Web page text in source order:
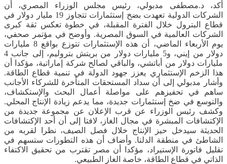
أكد، د.مصطفى مدبولي، رئيس مجلس الوزراء المصري، أن
الشركات الدولية تعهدت بضخ إستثمارات تتجاوز 19 مليار دولار في
قطاع البترول خلال الفترة المقبلة، في خطوة تعكس ثقة كبرى
الشركات العالمية في السوق المصرية. وأوضح في مؤتمر صحفي،
يوم الأربعاء الماضي، أن هذه الإستثمارات تتوزع بواقع 8 مليارات
دولار من إيني، و5 مليارات دولار من بريتش بتروليم، إلى جانب 4
مليارات دولار من أباتشي، والباقي لصالح شركة إماراتية، مؤكدا أن
هذا الزخم الإستثماري يعزز جهود الدولة في تنمية قطاع الطاقة.
وأشار مدبولي إلى أن سداد المستحقات المتأخرة للشركاء الأجانب
ساهم في تحفيزهم على مواصلة أعمال البحث والإستكشاف،
والتوسع في ضخ إستثمارات جديدة، مما يدعم زيادة الإنتاج المحلي.
وكشف رئيس الوزراء عن قرب الإعلان عن مجموعة جديدة من
الإكتشافات المبشرة في مجال الغاز، لافتا إلى أن أحد الإكتشافات
الحديثة سيدخل حيز الإنتاج خلال فصل الصيف، نظرا لقربه من
الشاطئ في منطقة الدلتا. وأضاف أن هذه التطورات ستسهم في
تقليل فاتورة الإستيراد، مؤكدا أن مصر تقترب من تحقيق الاكتفاء
الذاتي في قطاع الطاقة، خاصة الغاز الطبيعي.